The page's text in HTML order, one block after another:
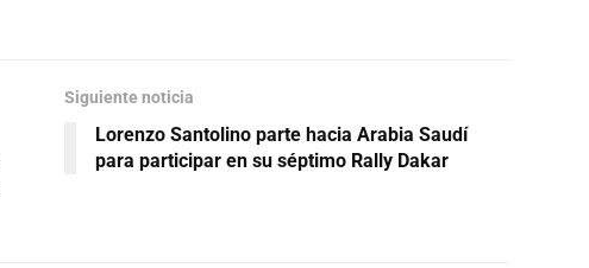
Siguiente noticia
Lorenzo Santolino parte hacia Arabia Saudí
para participar en su séptimo Rally Dakar